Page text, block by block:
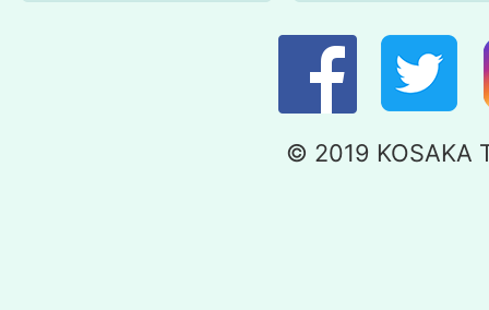
© 2019 KOSAKA